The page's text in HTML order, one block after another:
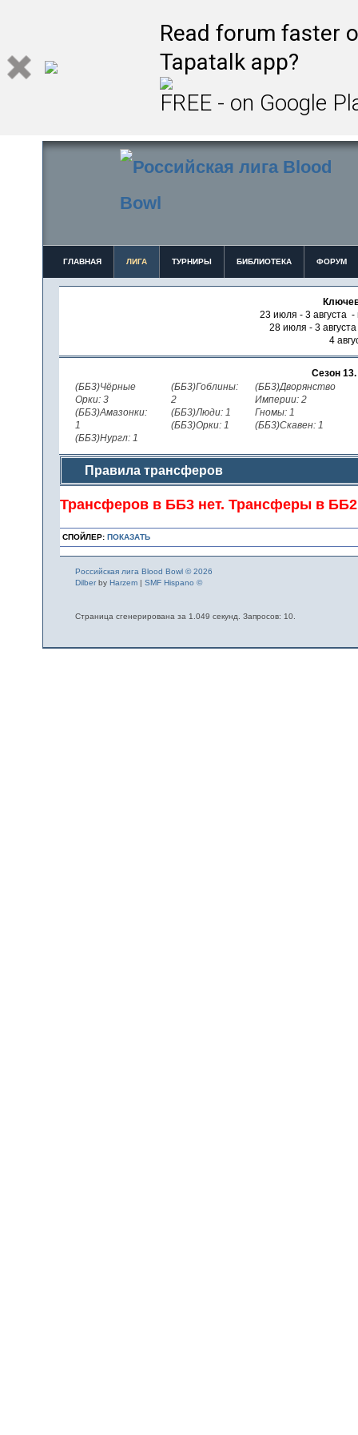
Read forum faster
Tapatalk app?
FREE - on Google
ГЛАВНАЯ ЛИГА ТУРНИРЫ БИБЛИОТЕКА ФОРУМ
23 июля - 3 августа -
28 июля - 3
4
Сезон 13.
(ББ3)Чёрные
Орки: 3
(ББ3)Амазонки:
1
(ББ3)Нургл: 1
(ББ3)Гоблины:
2
(ББ3)Люди: 1
(ББ3)Орки: 1
(ББ3)Дворянство
Империи: 2
Гномы: 1
(ББ3)Скавен: 1
Правила трансферов
Трансферов в ББ3 нет. Трансферы в
СПОЙЛЕР: ПОКАЗАТЬ
Российская лига Blood Bowl © 2026
Dilberby Harzem| SMF Hispano ©
Страница сгенерирована за 1.049 секунд. Запросов: 10.